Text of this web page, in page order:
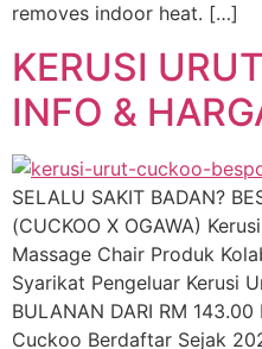
removes indoor heat. […]
KERUSI
INFO &
SELALU SAKIT BADAN?
(CUCKOO X OGAWA)
Massage Chair Produk
Syarikat Pengeluar Kerusi
BULANAN DARI RM
Cuckoo Berdaftar Sejak